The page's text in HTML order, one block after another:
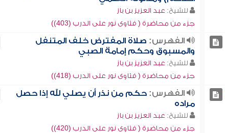
للشيخ: عبد العزيز بن باز
جزء من محاضرة ( فتاوى نور على الدرب (403))
الفهرس: صلاة المفترض خلف المتنفل
والمسبوق وحكم إمامة الصبي
للشيخ: عبد العزيز بن باز
جزء من محاضرة ( فتاوى نور على الدرب (418))
الفهرس: حكم من نذر أن يصلي لله إذا حصل
مراده
للشيخ: عبد العزيز بن باز
جزء من محاضرة ( فتاوى نور على الدرب (420))